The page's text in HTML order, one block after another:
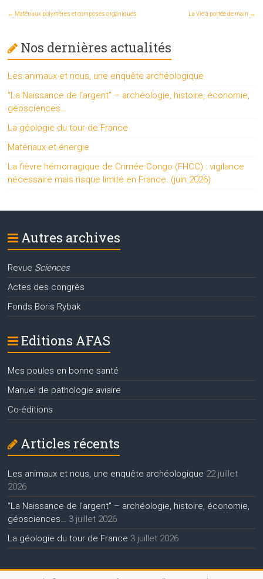
← Matériaux polymères et composés organiques La Vie à portée de main →
Nos dernières actualités
Les animaux et nous, une enquête archéologique
“La Naissance de l’argent” – archéologie, histoire, économie,
géosciences…
La géologie du tour de France
Matériaux et énergie
La fièvre hémorragique de Crimée Congo (FHCC) : vigilance
nécessaire mais risque limité en France. (juin 2026)
Autres archives
Revue Sciences
Actes des congrès
Fonds Boris Rybak
Editions AFAS
Mes poules en bonne santé
Manuel de pathologie aviaire
Co-éditions
Articles récents
Les animaux et nous, une enquête archéologique 22 juillet
2026
“La Naissance de l’argent” – archéologie, histoire, économie,
géosciences…
3 juillet 2026
La géologie du tour de France 3 juillet 2026